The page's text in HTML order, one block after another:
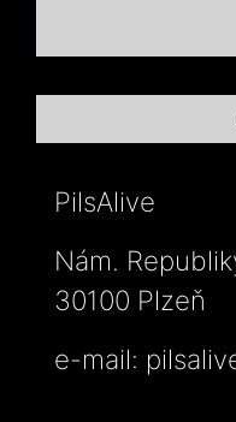
PilsAlive
Nám.
30100 Plzeň
e-mail: